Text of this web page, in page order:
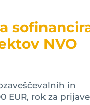
NVO
in
rok za prijave